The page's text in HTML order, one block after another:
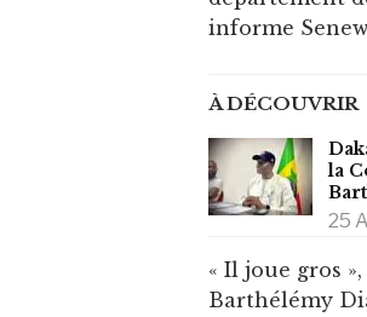
informe
À DÉCOUVRIR
la
25
« Il joue gros
Barthélémy